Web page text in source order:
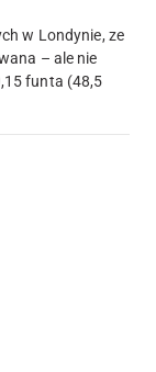
w Londynie, ze
– ale nie
funta (48,5